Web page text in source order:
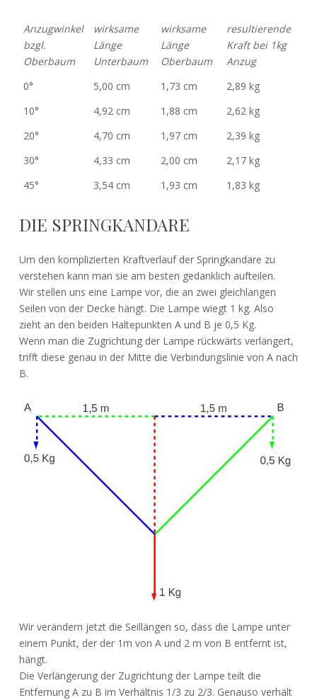
Anzugwinkel
bzgl.
Oberbaum
wirksame
Länge
Unterbaum
wirksame
Länge
Oberbaum
resultierende
Kraft bei 1kg
Anzug
0°
5,00 cm 1,73 cm
2,89 kg
10°
4,92 cm 1,88 cm
2,62 kg
20°
4,70 cm 1,97 cm
2,39 kg
30°
4,33 cm 2,00 cm
2,17 kg
45°
3,54 cm 1,93 cm 1,83 kg
DIE SPRINGKANDARE
Um den komplizierten Kraftverlauf der Springkandare zu
verstehen kann man sie am besten gedanklich aufteilen.
Wir stellen uns eine Lampe vor, die an zwei gleichlangen
Seilen von der Decke hängt. Die Lampe wiegt 1 kg. Also
zieht an den beiden Haltepunkten A und B je 0,5 Kg.
Wenn man die Zugrichtung der Lampe rückwärts verlängert,
trifft diese genau in der Mitte die Verbindungslinie von A nach
B.
Wir verändern jetzt die Seillängen so, dass die Lampe unter
einem Punkt, der der 1m von A und 2 m von B entfernt ist,
hängt.
Die Verlängerung der Zugrichtung der Lampe teilt die
Entfernung A zu B im Verhältnis 1/3 zu 2/3. Genauso verhält